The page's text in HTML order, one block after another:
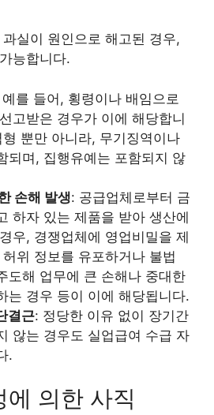
실이 원인으로 해고된 경우,
능합니다.
를 들어, 횡령이나 배임으로
고받은 경우가 이에 해당합니
뿐만 아니라, 무기징역이나
되며, 집행유예는 포함되지 않
손해 발생: 공급업체로부터 금
하자 있는 제품을 받아 생산에
우, 경쟁업체에 영업비밀을 제
위 정보를 유포하거나 불법
도해 업무에 큰 손해나 중대한
는 경우 등이 이에 해당됩니다.
결근: 정당한 이유 없이 장기간
않는 경우도 실업급여 수급 자
.
의한 사직